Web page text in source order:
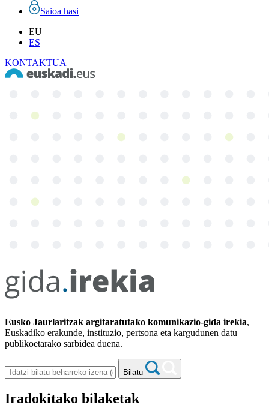
Saioa hasi
EU
ES
KONTAKTUA
Eusko Jaurlaritzak argitaratutako komunikazio-gida irekia,
Euskadiko erakunde, instituzio, pertsona eta kargudunen datu
publikoetarako sarbidea duena.
Bilatu
Iradokitako bilaketak